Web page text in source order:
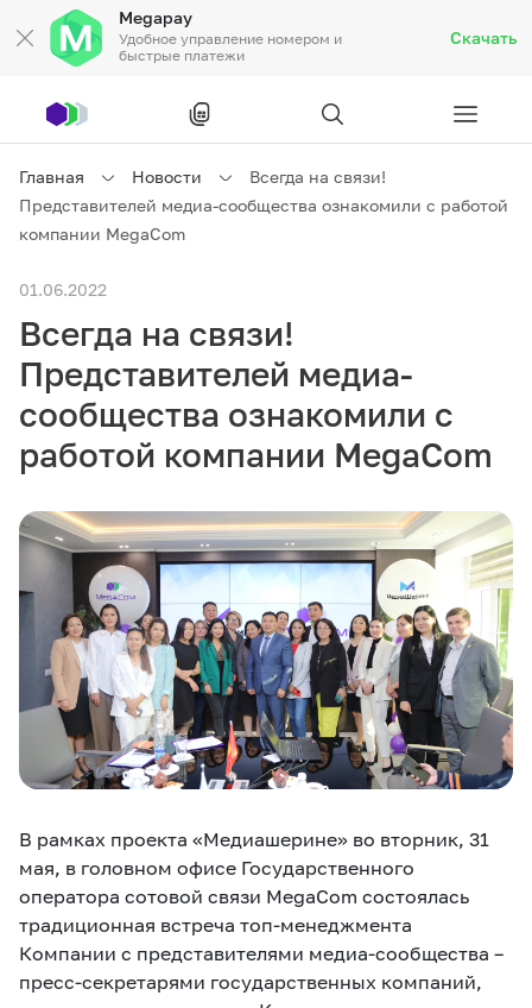
Megapay
Удобное управление номером и
быстрые платежи
Скачать
Частным клиентам
Частным клиентам
Бизнесу
Связь
Тарифы Акции Роуминг
eSIM M2M
Услуги
Все услуги Развлечения Соц.сети
Звонки и SMS Подбор номера Доставка SIM
Компания
Партнерам
Карта офисов и
покрытие
Сервисы
MegaTV MegaPay MegaKassa
Главная Новости
Всегда на связи!
Представителей медиа-сообщества ознакомили с работой
компании MegaCom
01.06.2022
Всегда на связи!
Представителей медиа-
сообщества ознакомили с
работой компании MegaCom
В рамках проекта «Медиашерине» во вторник, 31
мая, в головном офисе Государственного
оператора сотовой связи MegaCom состоялась
традиционная встреча топ-менеджмента
Компании с представителями медиа-сообщества –
пресс-секретарями государственных компаний,